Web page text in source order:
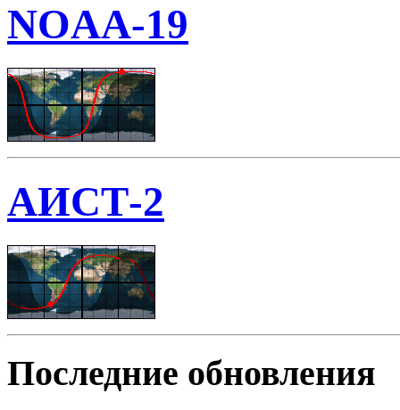
NOAA-19
АИСТ-2
Последние обновления